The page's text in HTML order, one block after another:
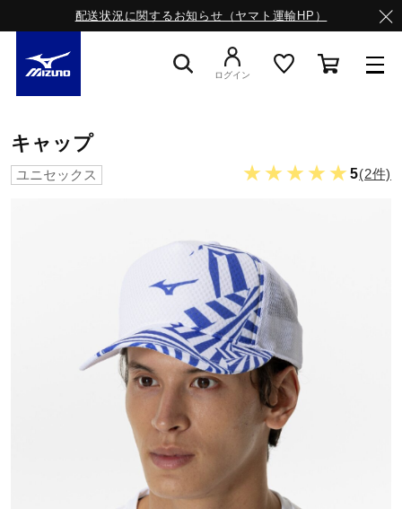
配送状況に関するお知らせ（ヤマト運輸HP）
スニーカー
サッカー／フットサル
トレーニング
ログイン
キャップ
ユニセックス ★★★★★5(2件)